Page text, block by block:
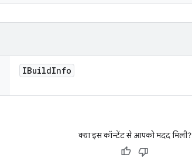
IBuildInfo
क्या इस कॉन्टेंट से आपको मदद मिली?